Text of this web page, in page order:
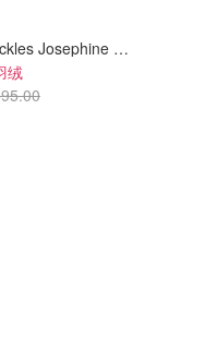
Moose Knuckles Josephine 拼接夹克
绒